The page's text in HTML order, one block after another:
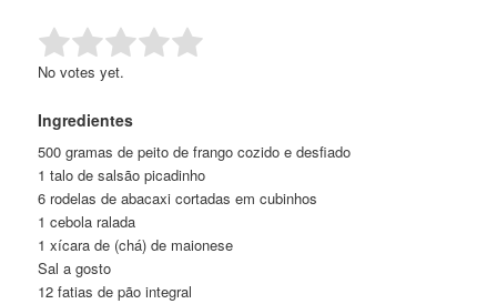
Rate this item: Submit Rating
No votes yet.
Ingredientes
500 gramas de peito de frango cozido e desfiado
1 talo de salsão picadinho
6 rodelas de abacaxi cortadas em cubinhos
1 cebola ralada
1 xícara de (chá) de maionese
Sal a gosto
12 fatias de pão integral